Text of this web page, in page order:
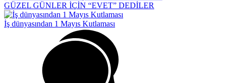
GÜZEL GÜNLER İÇİN “EVET” DEDİLER
İş dünyasından 1 Mayıs Kutlaması